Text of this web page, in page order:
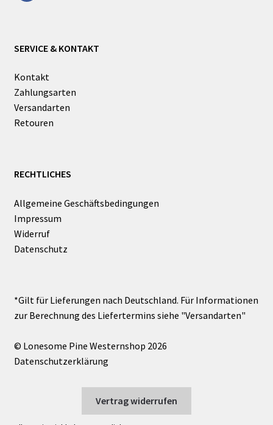
SERVICE & KONTAKT
Kontakt
Zahlungsarten
Versandarten
Retouren
RECHTLICHES
Allgemeine Geschäftsbedingungen
Impressum
Widerruf
Datenschutz
© Lonesome Pine Westernshop 2026
Datenschutzerklärung
Vertrag widerrufen